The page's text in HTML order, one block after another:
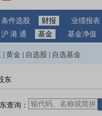
条件选股 财报 业绩报表
沪 港 通 基金 基金净值
黄金 自选股 自选基金
东
查询：